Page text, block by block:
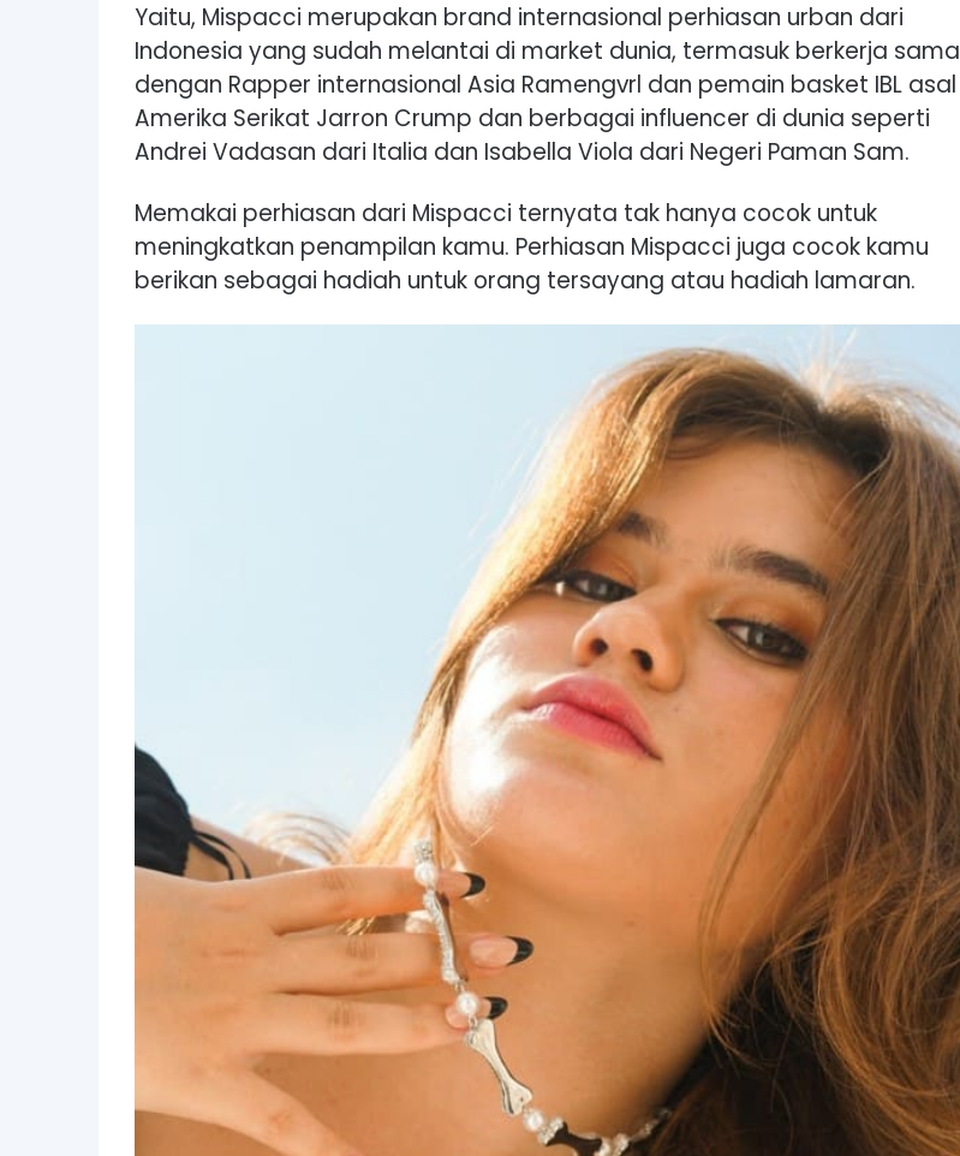
Yaitu, Mispacci merupakan brand internasional perhiasan urban dari
Indonesia yang sudah melantai di market dunia, termasuk berkerja sama
dengan Rapper internasional Asia Ramengvrl dan pemain basket IBL asal
Amerika Serikat Jarron Crump dan berbagai influencer di dunia seperti
Andrei Vadasan dari Italia dan Isabella Viola dari Negeri Paman Sam.
Memakai perhiasan dari Mispacci ternyata tak hanya cocok untuk
meningkatkan penampilan kamu. Perhiasan Mispacci juga cocok kamu
berikan sebagai hadiah untuk orang tersayang atau hadiah lamaran.